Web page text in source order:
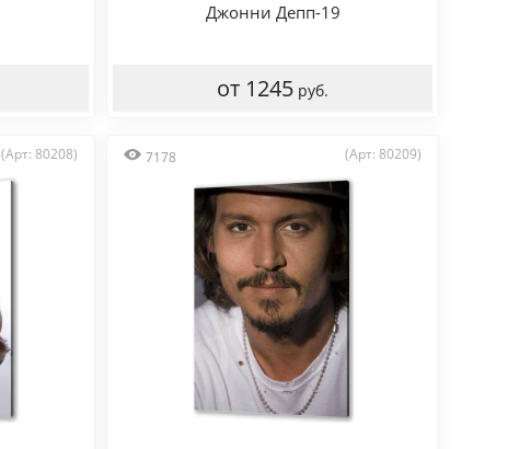
Джонни Депп-19
от 1245 руб.
(Арт: 80208) 7178 (Арт: 80209)